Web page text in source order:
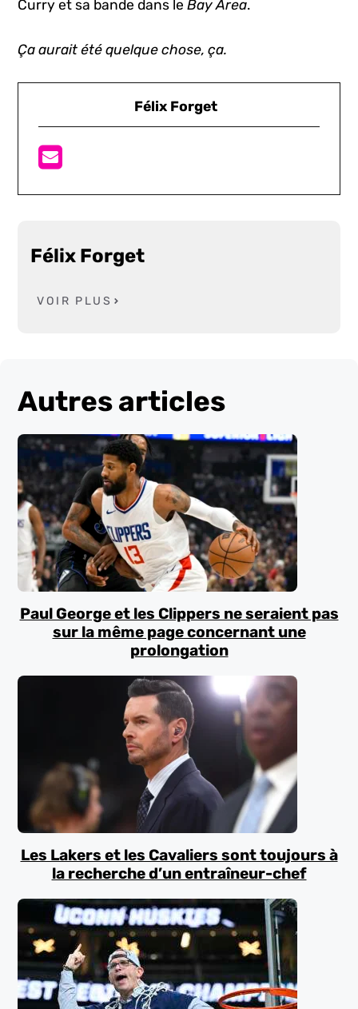
Curry et sa bande dans leBay Area.
Ça aurait été quelque chose, ça.
Félix Forget
Félix Forget
VOIR PLUS
Autres articles
Paul George et les Clippers ne seraient pas
sur la même page concernant une
prolongation
Les Lakers et les Cavaliers sont toujours à
la recherche d’un entraîneur-chef